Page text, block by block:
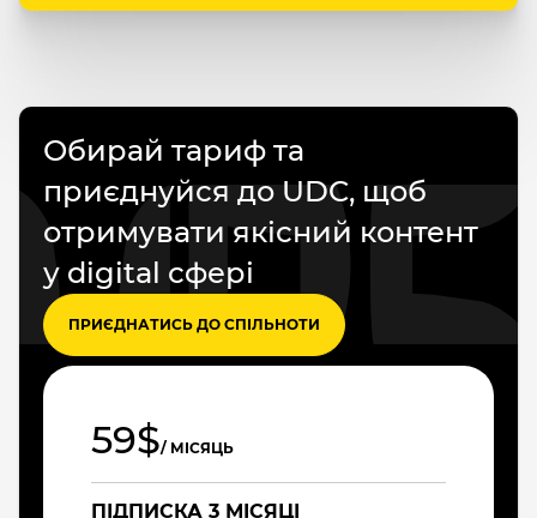
Обирай тариф та
приєднуйся до UDC, щоб
отримувати якісний контент
у digital сфері
ПРИЄДНАТИСЬ ДО СПІЛЬНОТИ
59$/ МІСЯЦЬ
ПІДПИСКА 3 МІСЯЦІ